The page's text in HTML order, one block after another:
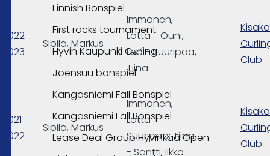
Finnish Bonspiel
First rocks tournament
Hyvin Kaupunki Curling
Joensuu bonspiel
Kangasniemi Fall Bonspiel
Kangasniemi Fall Bonspiel
Lease Deal Group Hyvinkää Open
2022-
2023
Sipilä, Markus
Immonen,
Lotta - Ouni,
Leo - Suuripää,
Tiina
Club
2021-
2022
Sipilä, Markus
Immonen,
Lotta -
Suuripää, Tiina
- Säntti, Iikko
Club